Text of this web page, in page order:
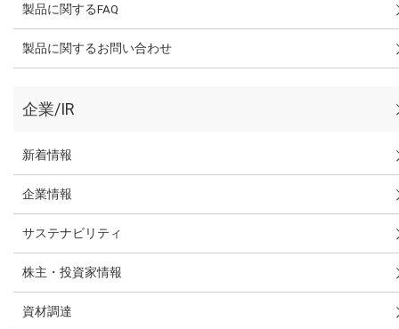
製品に関するFAQ
製品に関するお問い合わせ
企業/IR
新着情報
企業情報
サステナビリティ
株主・投資家情報
資材調達